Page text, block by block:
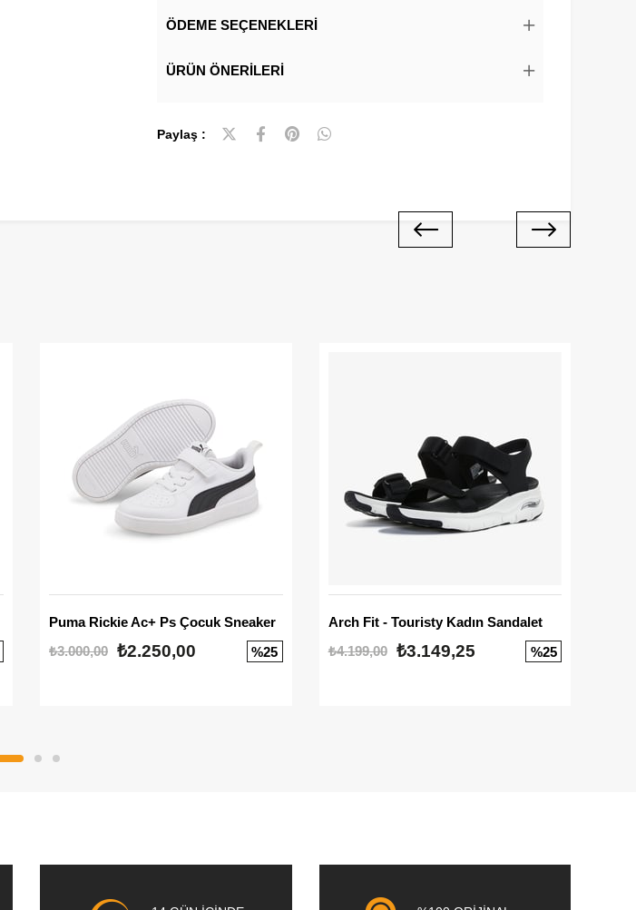
ÖDEME SEÇENEKLERI
ÜRÜN ÖNERILERI
Paylaş :
Puma Rickie Ac+ Ps Çocuk Sneaker
₺3.000,00 ₺2.250,00 %25
Arch Fit - Touristy Kadın Sandalet
₺4.199,00
₺3.149,25 %25